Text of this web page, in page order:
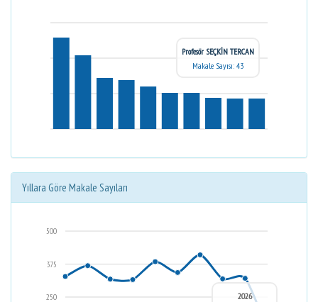
Profesör SEÇKİN TERCAN
Makale Sayısı: 43
Yıllara Göre Makale Sayıları
250
375
500
2026